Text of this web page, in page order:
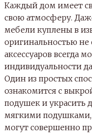
Каждый дом имеет
свою атмосферу.
мебели куплены в
оригинальностью
аксессуаров всегда
индивидуальности
Один из простых
ознакомится с
подушек и украсить
мягкими подушками,
могут совершенно